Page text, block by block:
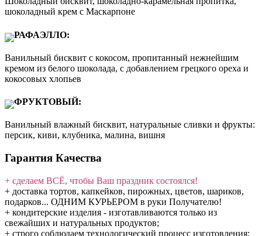
шоколадный крем с Маскарпоне
РАФАЭЛЛО:
Ванильный бисквит с кокосом, пропитанный нежнейшим
кремом из белого шоколада, с добавлением грецкого ореха и
кокосовых хлопьев
ФРУКТОВЫЙ:
Ванильный влажный бисквит, натуральные сливки и фрукты:
персик, киви, клубника, малина, вишня
Гарантия Качества
+ сделаем ВСЁ, чтобы Ваш праздник состоялся!
+ доставка тортов, капкейков, пирожных, цветов, шариков,
подарков... ОДНИМ КУРЬЕРОМ в руки Получателю!
+ кондитерские изделия - изготавливаются только из
свежайших и натуральных продуктов;
+ строго соблюдаем технологический процесс изготовления;